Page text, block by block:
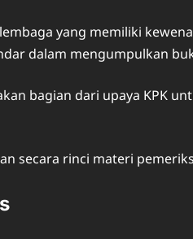
yang memiliki
dalam mengumpulkan
bagian dari upaya KPK
secara rinci materi